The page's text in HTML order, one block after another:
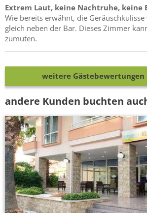
Extrem Laut, keine Nachtruhe, keine
Wie bereits erwähnt, die
gleich neben der Bar. Dieses Zimmer
zumuten.
weitere Gästebewertungen
andere Kunden buchten